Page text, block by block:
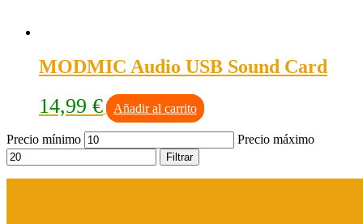
MODMIC Audio USB Sound Card
14,99 € Añadir al carrito
Precio mínimo Precio máximo
Filtrar